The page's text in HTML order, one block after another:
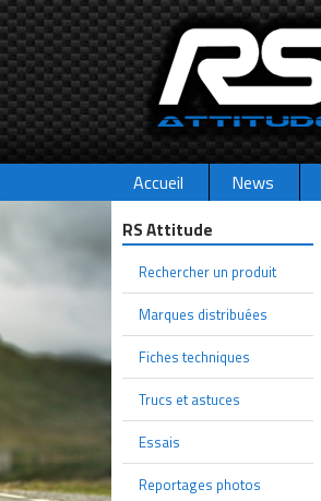
Accueil News
RS Attitude
Rechercher un produit
Marques distribuées
Fiches techniques
Trucs et astuces
Essais
Reportages photos